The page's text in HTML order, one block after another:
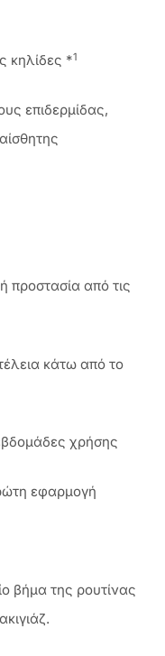
κηλίδες *1
επιδερμίδας,
προστασία από τις
κάτω από το
χρήσης
εφαρμογή
βήμα της ρουτίνας